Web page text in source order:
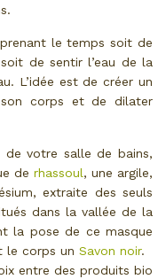
le temps soit de
de sentir l’eau de la
L’idée est de créer un
corps et de dilater
de votre salle de bains,
de rhassoul, une argile,
extraite des seuls
dans la vallée de la
la pose de ce masque
le corps un Savon noir.
entre des produits bio